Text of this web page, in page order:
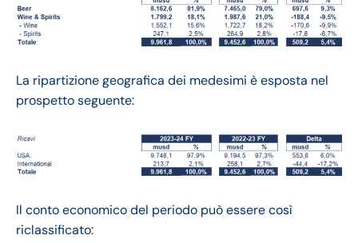
La ripartizione geografica dei medesimi è esposta nel
prospetto seguente:
Il conto economico del periodo può essere così
riclassificato: